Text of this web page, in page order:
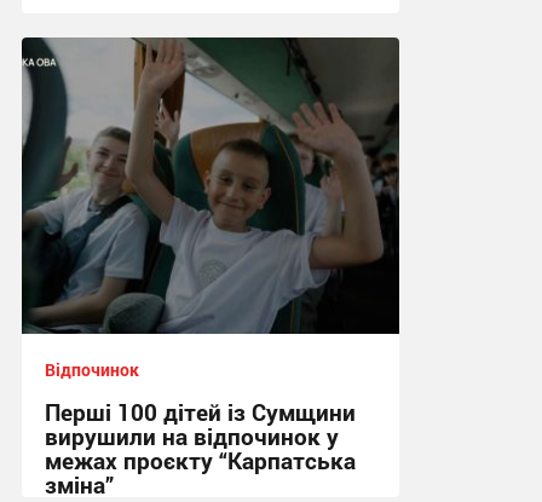
10:52, 17.07.2026
Відпочинок
Перші 100 дітей із Сумщини
вирушили на відпочинок у
межах проєкту “Карпатська
зміна”